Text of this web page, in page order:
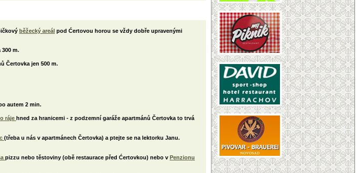
běžecký areál pod Ćertovou horou se vždy dobře upravenými
300 m.
Čertovka jen 500 m.
autem 2 min.
ráje hned za hranicemi - z podzemní garáže apartmánů Čertovka to trvá
(třeba u nás v apartmánech Čertovka) a ptejte se na lektorku Janu.
pizzu nebo těstoviny (obě restaurace před Ćertovkou) nebo v Penzionu